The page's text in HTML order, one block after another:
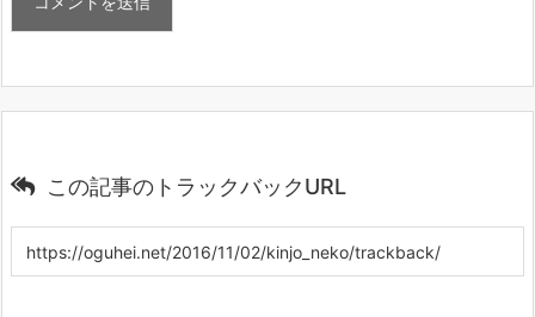
この記事のトラックバックURL